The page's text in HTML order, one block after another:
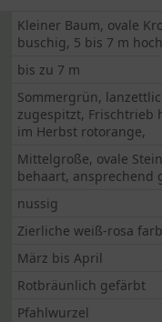
Kleiner Baum, ovale
buschig, 5 bis 7 m
bis zu 7 m
Sommergrün,
zugespitzt, Frischtrieb
im Herbst rotorange,
Mittelgroße, ovale
behaart, ansprechend
nussig
Zierliche weiß-rosa
März bis April
Rotbräunlich gefärbt
Pfahlwurzel